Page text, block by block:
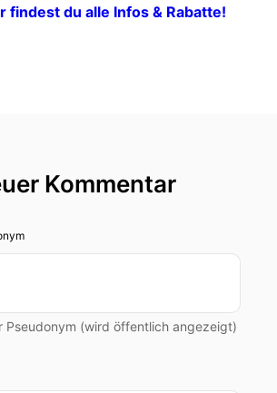
findest du alle Infos & Rabatte!
Kommentar
Pseudonym (wird öffentlich angezeigt)